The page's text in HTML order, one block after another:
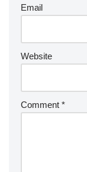
Email
Website
Comment *